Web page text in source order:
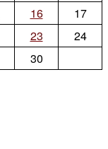
16
17
23
24
30